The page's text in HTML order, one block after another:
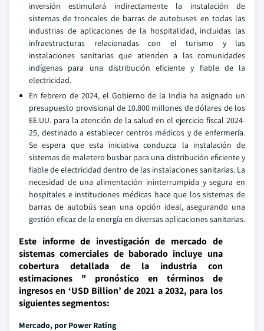
inversión estimulará indirectamente la instalación de
sistemas de troncales de barras de autobuses en todas las
industrias de aplicaciones de la hospitalidad, incluidas las
infraestructuras relacionadas con el turismo y las
instalaciones sanitarias que atienden a las comunidades
indígenas para una distribución eficiente y fiable de la
electricidad.
En febrero de 2024, el Gobierno de la India ha asignado un
presupuesto provisional de 10.800 millones de dólares de los
EE.UU. para la atención de la salud en el ejercicio fiscal 2024-
25, destinado a establecer centros médicos y de enfermería.
Se espera que esta iniciativa conduzca la instalación de
sistemas de maletero busbar para una distribución eficiente y
fiable de electricidad dentro de las instalaciones sanitarias. La
necesidad de una alimentación ininterrumpida y segura en
hospitales e instituciones médicas hace que los sistemas de
barras de autobús sean una opción ideal, asegurando una
gestión eficaz de la energía en diversas aplicaciones sanitarias.
Este informe de investigación de mercado de
sistemas comerciales de baborado incluye una
cobertura detallada de la industria con
estimaciones " pronóstico en términos de
ingresos en ‘USD Billion’ de 2021 a 2032, para los
siguientes segmentos:
Mercado, por Power Rating